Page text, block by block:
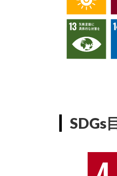
SDGs